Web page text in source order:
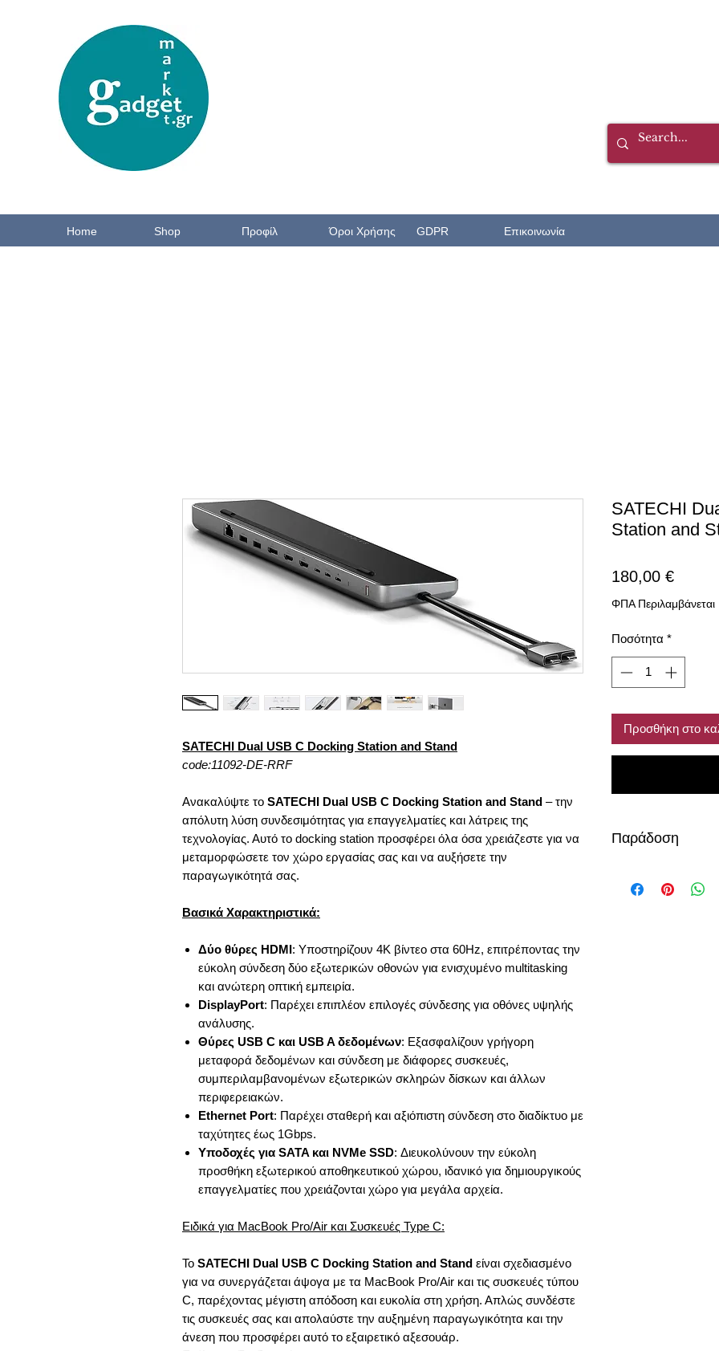
Home Shop Προφίλ Όροι Χρήσης GDPR Επικοινωνία
SATECHI Dual USB C Docking Station and Stand
code:11092-DE-RRF
Ανακαλύψτε το SATECHI Dual USB C Docking Station and Stand – την
απόλυτη λύση συνδεσιμότητας για επαγγελματίες και λάτρεις της
τεχνολογίας. Αυτό το docking station προσφέρει όλα όσα χρειάζεστε για να
μεταμορφώσετε τον χώρο εργασίας σας και να αυξήσετε την
παραγωγικότητά σας.
Βασικά Χαρακτηριστικά:
Δύο θύρες HDMI: Υποστηρίζουν 4K βίντεο στα 60Hz, επιτρέποντας την
εύκολη σύνδεση δύο εξωτερικών οθονών για ενισχυμένο multitasking
και ανώτερη οπτική εμπειρία.
DisplayPort: Παρέχει επιπλέον επιλογές σύνδεσης για οθόνες υψηλής
ανάλυσης.
Θύρες USB C και USB A δεδομένων: Εξασφαλίζουν γρήγορη
μεταφορά δεδομένων και σύνδεση με διάφορες συσκευές,
συμπεριλαμβανομένων εξωτερικών σκληρών δίσκων και άλλων
περιφερειακών.
Ethernet Port: Παρέχει σταθερή και αξιόπιστη σύνδεση στο διαδίκτυο με
ταχύτητες έως 1Gbps.
Υποδοχές για SATA και NVMe SSD: Διευκολύνουν την εύκολη
προσθήκη εξωτερικού αποθηκευτικού χώρου, ιδανικό για δημιουργικούς
επαγγελματίες που χρειάζονται χώρο για μεγάλα αρχεία.
Ειδικά για MacBook Pro/Air και Συσκευές Type C:
Το SATECHI Dual USB C Docking Station and Stand είναι σχεδιασμένο
για να συνεργάζεται άψογα με τα MacBook Pro/Air και τις συσκευές τύπου
C, παρέχοντας μέγιστη απόδοση και ευκολία στη χρήση. Απλώς συνδέστε
τις συσκευές σας και απολαύστε την αυξημένη παραγωγικότητα και την
άνεση που προσφέρει αυτό το εξαιρετικό αξεσουάρ.
SATECHI
Station and
180,00 €Τιμή
ΦΠΑ Περιλαμβάνεται
Ποσότητα *
Προσθήκη στο
Παράδοση